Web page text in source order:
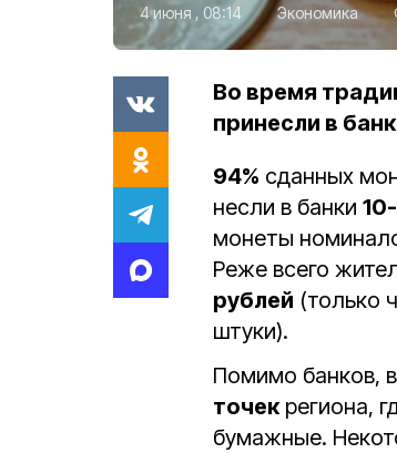
4 июня , 08:14 Экономика
Во время
принесли в
94% сданных
несли в банки
монеты
Реже всего
рублей (только
штуки).
Помимо банков,
точекрегиона,
бумажные.